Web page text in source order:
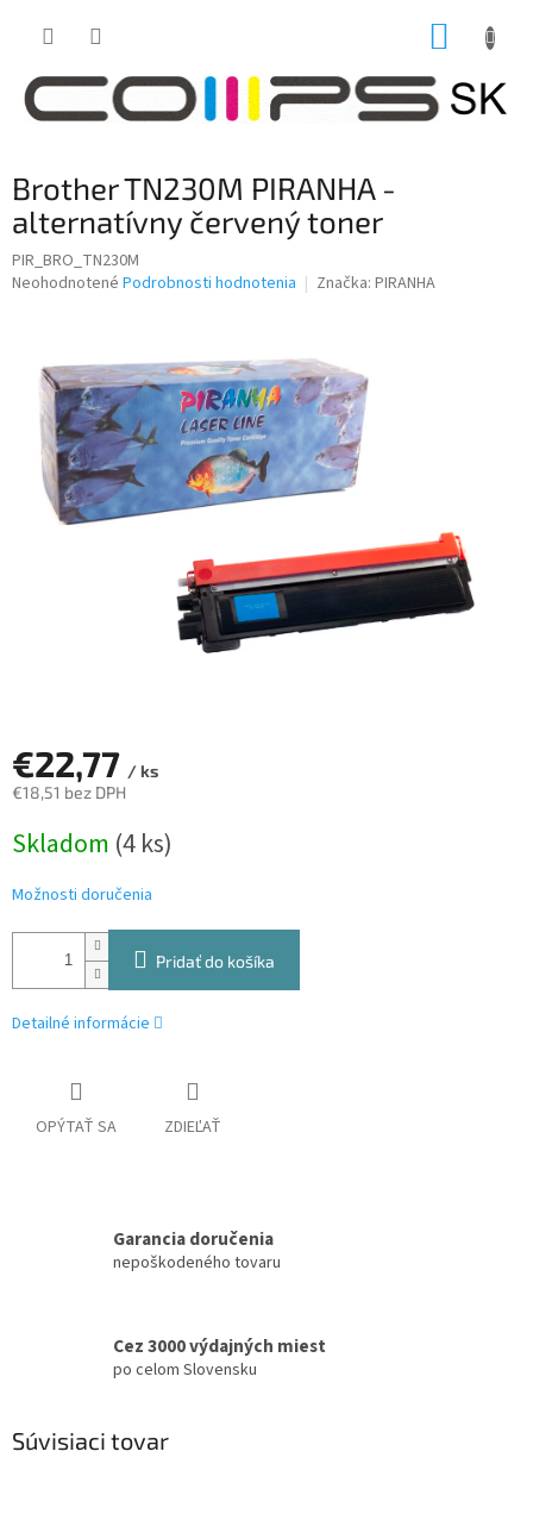
Brother TN230M PIRANHA -
alternatívny červený toner
PIR_BRO_TN230M
Priemerné
hviezdičiek.
Neohodnotené Podrobnosti hodnotenia Značka: PIRANHA
€22,77 / ks
€18,51 bez DPH
cena:
Skladom (4 ks)
Možnosti doručenia
Pridať do košíka
Detailné informácie
OPÝTAŤ SA ZDIEĽAŤ
Garancia doručenia
nepoškodeného tovaru
Cez 3000 výdajných miest
po celom Slovensku
Súvisiaci tovar